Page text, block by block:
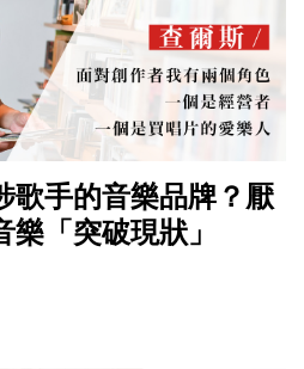
歌手的音樂品牌？厭
「突破現狀」